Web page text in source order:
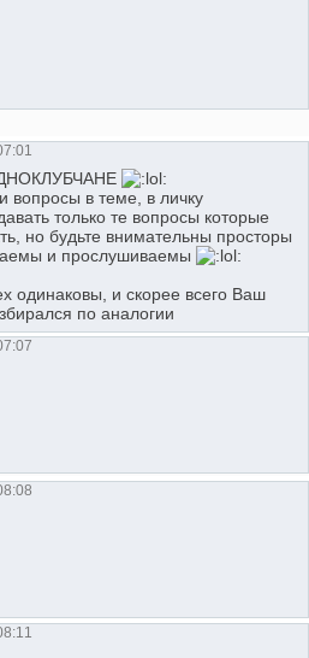
вопросы в теме, в личку
только те вопросы которые
но будьте внимательны просторы
и прослушиваемы
одинаковы, и скорее всего Ваш
по аналогии